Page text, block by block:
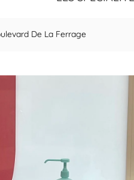
De La Ferrage